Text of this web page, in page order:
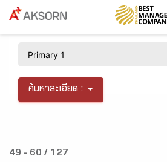
ค้นหาละเอียด :
49 - 60 / 127